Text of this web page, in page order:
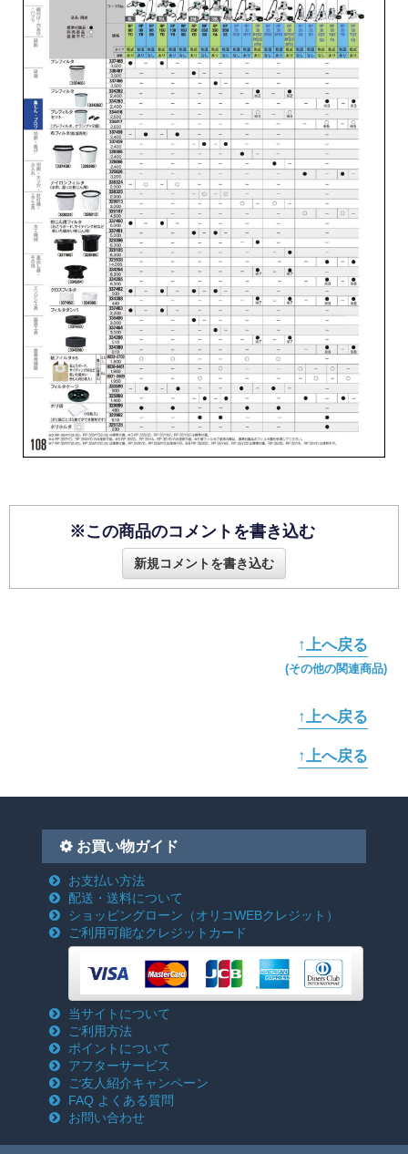
※この商品のコメントを書き込む
新規コメントを書き込む
↑上へ戻る
(その他の関連商品)
↑上へ戻る
↑上へ戻る
お買い物ガイド
お支払い方法
配送・送料について
ショッピングローン （オリコWEBクレジット）
ご利用可能なクレジットカード
当サイトについて
ご利用方法
ポイントについて
アフターサービス
ご友人紹介キャンペーン
FAQ よくある質問
お問い合わせ